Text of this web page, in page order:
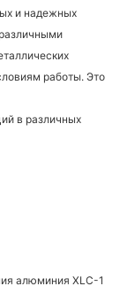
и надежных
работы. Это
в различных
алюминия XLC-1